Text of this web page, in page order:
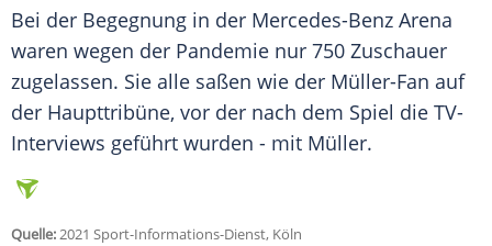
Bei der Begegnung in der Mercedes-Benz Arena
waren wegen der Pandemie nur 750 Zuschauer
zugelassen. Sie alle saßen wie der Müller-Fan auf
der Haupttribüne, vor der nach dem Spiel die TV-
Interviews geführt wurden - mit Müller.
Quelle:2021 Sport-Informations-Dienst, Köln